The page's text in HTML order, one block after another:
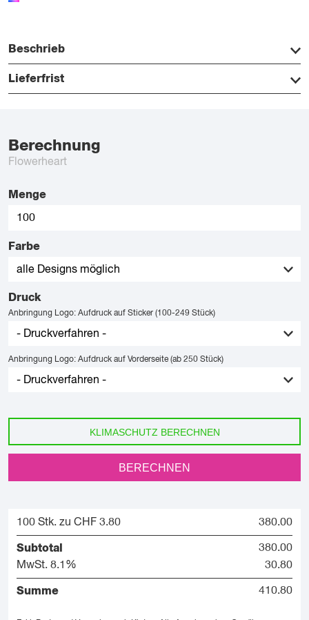
Beschrieb
Lieferfrist
Berechnung
Flowerheart
Menge
Farbe
Druck
Anbringung Logo: Aufdruck auf Sticker (100-249 Stück)
Anbringung Logo: Aufdruck auf Vorderseite (ab 250 Stück)
KLIMASCHUTZ BERECHNEN
BERECHNEN
100 Stk. zu CHF 3.80 380.00
Subtotal
380.00
MwSt. 8.1%
30.80
Summe 410.80